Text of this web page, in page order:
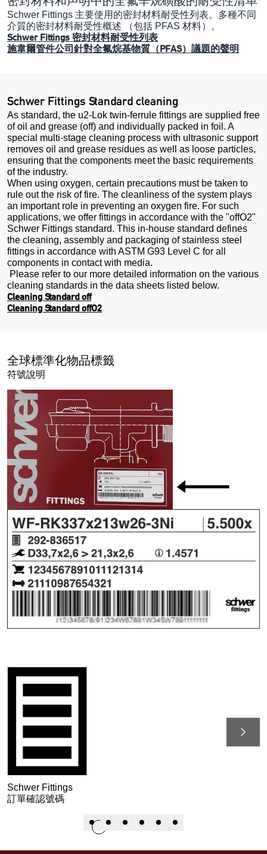
Schwer Fittings 主要使用的密封材料耐受性列表。多種不同
介質的密封材料耐受性概述 （包括 PFAS 材料）。
Schwer Fittings 密封材料耐受性列表
施韋爾管件公司針對全氟烷基物質（PFAS）議題的聲明
Schwer Fittings Standard cleaning
As standard, the u2-Lok twin-ferrule fittings are supplied free
of oil and grease (off) and individually packed in foil. A
special multi-stage cleaning process with ultrasonic support
removes oil and grease residues as well as loose particles,
ensuring that the components meet the basic requirements
of the industry.
When using oxygen, certain precautions must be taken to
rule out the risk of fire. The cleanliness of the system plays
an important role in preventing an oxygen fire. For such
applications, we offer fittings in accordance with the "offO2"
Schwer Fittings standard. This in-house standard defines
the cleaning, assembly and packaging of stainless steel
fittings in accordance with ASTM G93 Level C for all
components in contact with media.
Please refer to our more detailed information on the various
cleaning standards in the data sheets listed below.
Cleaning Standard off
Cleaning Standard offO2
全球標準化物品標籤
符號說明
Schwer Fittings
訂單確認號碼